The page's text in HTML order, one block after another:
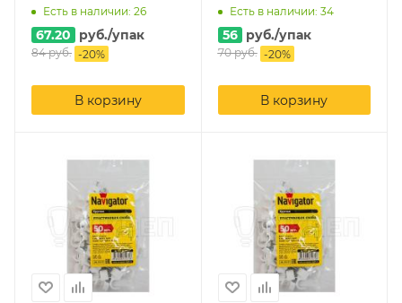
Есть в наличии: 26
67.20 руб./упак
84руб. -20%
В корзину
Есть в наличии: 34
56 руб./упак
70руб. -20%
В корзину